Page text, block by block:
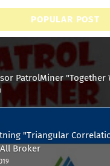
POPULAR POST
PatrolMiner "Together
"Triangular
Broker